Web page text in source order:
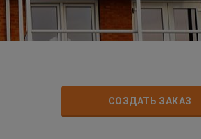
СОЗДАТЬ ЗАКАЗ